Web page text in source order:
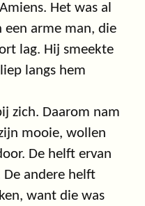
Het was al
een arme man, die
lag. Hij smeekte
langs hem
zich. Daarom nam
mooie, wollen
De helft ervan
De andere helft
want die was